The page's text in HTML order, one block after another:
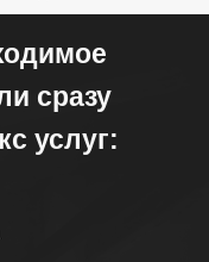
сразу
услуг: